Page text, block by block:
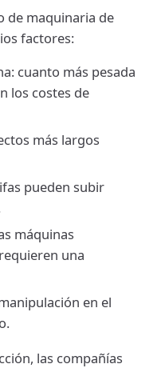
de maquinaria de
factores:
cuanto más pesada
los costes de
más largos
pueden subir
máquinas
una
en el
las compañías